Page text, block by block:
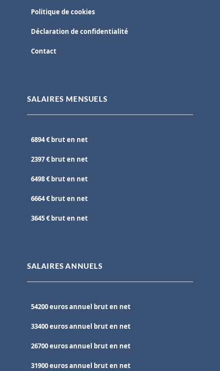
Politique de cookies
Déclaration de confidentialité
Contact
SALAIRES MENSUELS
6894 € brut en net
2397 € brut en net
6498 € brut en net
6664 € brut en net
3645 € brut en net
SALAIRES ANNUELS
54200 euros annuel brut en net
33400 euros annuel brut en net
26700 euros annuel brut en net
31900 euros annuel brut en net